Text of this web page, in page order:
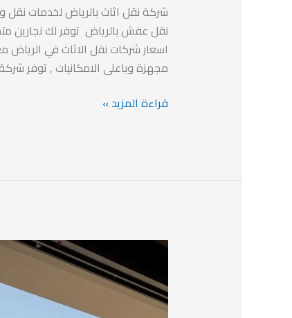
نقل عفش بالرياض توفر لك نجارين
اسعار شركات نقل الاثاث في الرياض
مجهزة وباعلى الامكانيات , توفر
قراءة المزيد »
نقل
مع
الضمان